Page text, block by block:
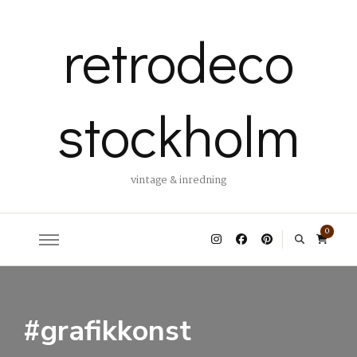
retrodeco
stockholm
vintage & inredning
0
#grafikkonst